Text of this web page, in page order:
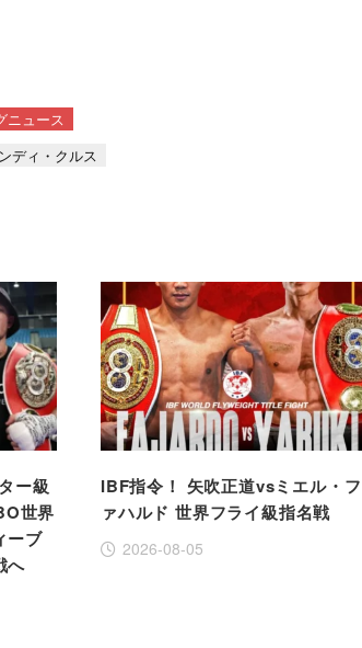
ニュース
ディ・クルス
ー級
世界
ーブ
へ
IBF指令！ 矢吹正道vsミエル・フ
ァハルド 世界フライ級指名戦
2026-08-05